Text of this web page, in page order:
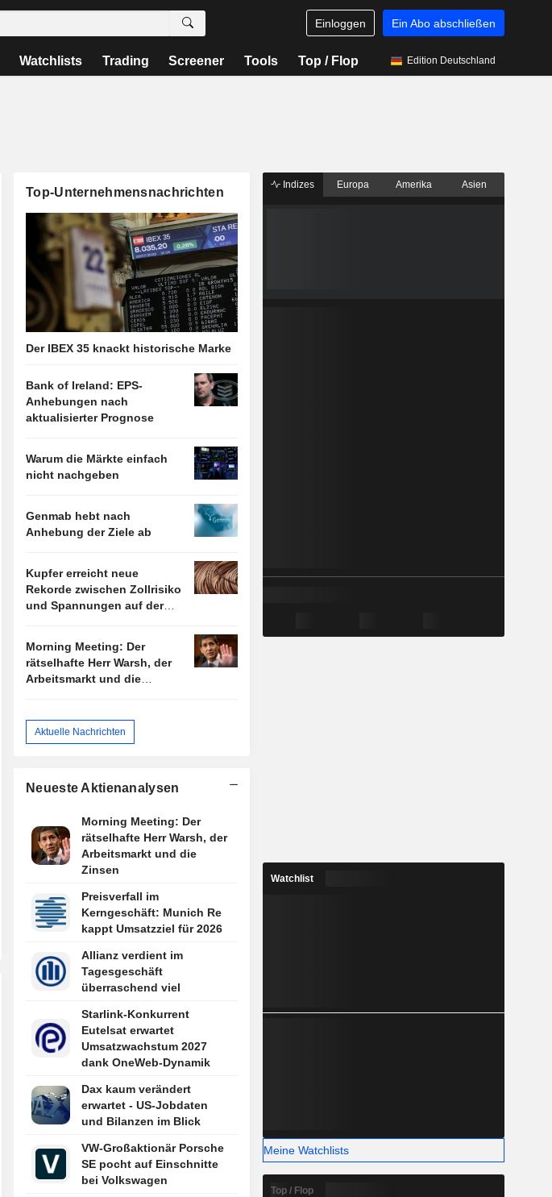
Einloggen Ein Abo abschließen
Watchlists Trading Screener Tools Top / Flop Edition Deutschland
Top-Unternehmensnachrichten
Der IBEX 35 knackt historische Marke
Bank of Ireland: EPS-
Anhebungen nach
aktualisierter Prognose
Warum die Märkte einfach
nicht nachgeben
Genmab hebt nach
Anhebung der Ziele ab
Kupfer erreicht neue
Rekorde zwischen Zollrisiko
und Spannungen auf der
Morning Meeting: Der
rätselhafte Herr Warsh, der
Arbeitsmarkt und die
Aktuelle Nachrichten
Neueste Aktienanalysen
Morning Meeting: Der
rätselhafte Herr Warsh, der
Arbeitsmarkt und die
Zinsen
Preisverfall im
Kerngeschäft: Munich Re
kappt Umsatzziel für 2026
Allianz verdient im
Tagesgeschäft
überraschend viel
Starlink-Konkurrent
Eutelsat erwartet
Umsatzwachstum 2027
dank OneWeb-Dynamik
Dax kaum verändert
erwartet - US-Jobdaten
und Bilanzen im Blick
VW-Großaktionär Porsche
SE pocht auf Einschnitte
bei Volkswagen
Indizes Europa Amerika Asien
Watchlist
Meine Watchlists
Top / Flop